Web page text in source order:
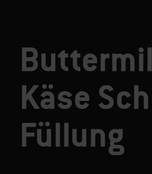
Käse
Füllung